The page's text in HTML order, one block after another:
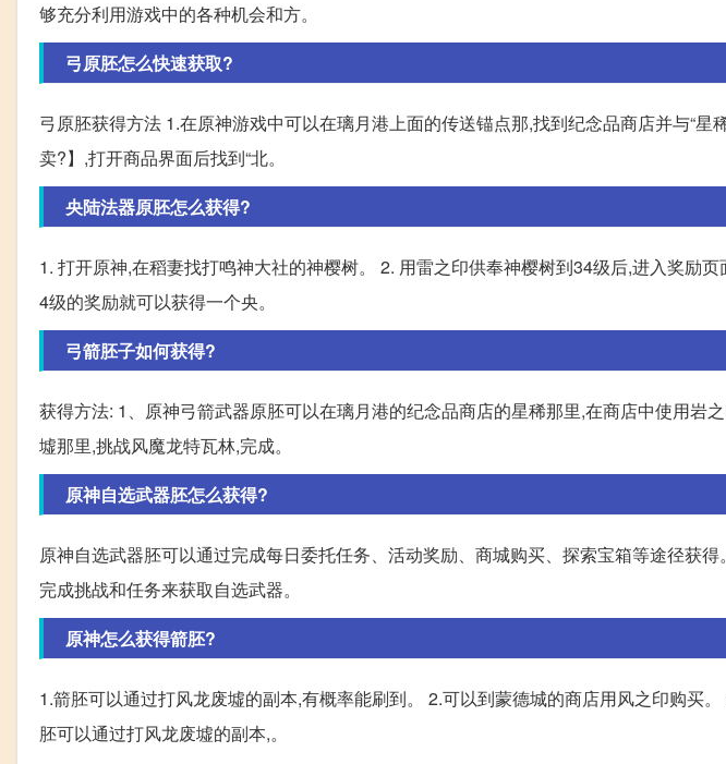
够充分利用游戏中的各种机会和方。
弓原胚怎么快速获取?
弓原胚获得方法 1.在原神游戏中可以在璃月港上面的传送锚点那,找到纪念品商店并与“星
卖?】,打开商品界面后找到“北。
央陆法器原胚怎么获得?
1. 打开原神,在稻妻找打鸣神大社的神樱树。 2. 用雷之印供奉神樱树到34级后,进入奖励
4级的奖励就可以获得一个央。
弓箭胚子如何获得?
获得方法: 1、原神弓箭武器原胚可以在璃月港的纪念品商店的星稀那里,在商店中使用岩
墟那里,挑战风魔龙特瓦林,完成。
原神自选武器胚怎么获得?
原神自选武器胚可以通过完成每日委托任务、活动奖励、商城购买、探索宝箱等途径获
完成挑战和任务来获取自选武器。
原神怎么获得箭胚?
1.箭胚可以通过打风龙废墟的副本,有概率能刷到。 2.可以到蒙德城的商店用风之印购买
胚可以通过打风龙废墟的副本,。